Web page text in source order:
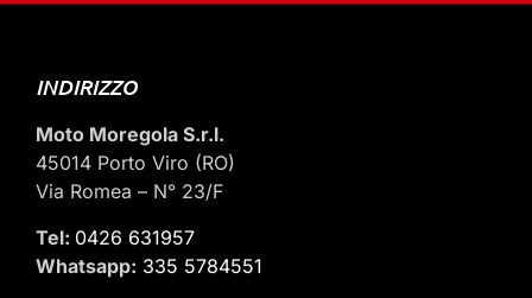
INDIRIZZO
Moto Moregola S.r.l.
45014 Porto Viro (RO)
Via Romea – N° 23/F
Tel: 0426 631957
Whatsapp: 335 5784551